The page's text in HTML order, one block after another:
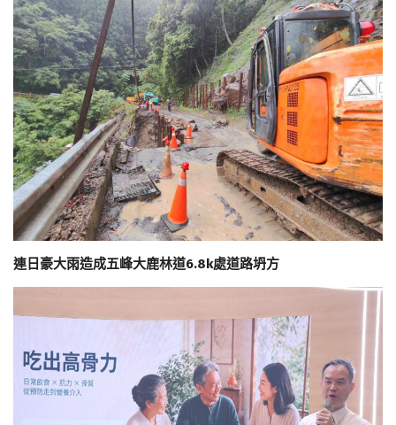
連日豪大雨造成五峰大鹿林道6.8k處道路坍方